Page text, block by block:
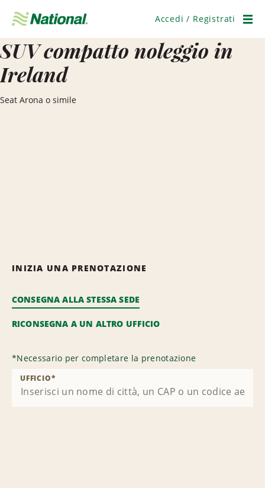
navigazione
Accedi / Registrati
SUV compatto noleggio in
Ireland
Seat Arona o simile
INIZIA UNA PRENOTAZIONE
CONSEGNA ALLA STESSA SEDE
RICONSEGNA A UN ALTRO UFFICIO
*Necessario per completare la prenotazione
UFFICIO*